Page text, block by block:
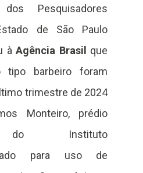
Pesquisadores
de São Paulo
àAgência Brasil
que
barbeiro foram
trimestre de 2024
Monteiro, prédio
do Instituto
para uso de